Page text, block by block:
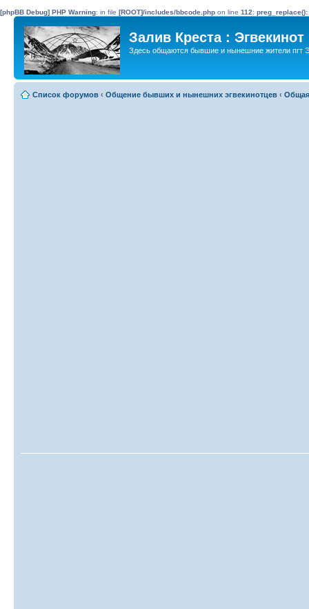
[phpBB Debug] PHP Warning: in file [ROOT]/includes/bbcode.php on line 112:
Залив Креста : Эгвекинот
Здесь общаются бывшие и нынешние жители пгт
Список форумов ‹ Общение бывших и нынешних эгвекинотцев ‹ Общая